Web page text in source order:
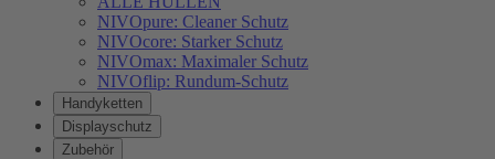
NIVOpure: Cleaner Schutz
NIVOcore: Starker Schutz
NIVOmax: Maximaler Schutz
NIVOflip: Rundum-Schutz
Handyketten
Displayschutz
Zubehör